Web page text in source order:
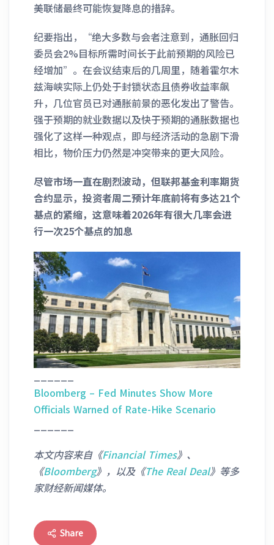
美联储最终可能恢复降息的措辞。
纪要指出，“绝大多数与会者注意到，通胀回归
委员会2%目标所需时间长于此前预期的风险已
经增加”。在会议结束后的几周里，随着霍尔木
兹海峡实际上仍处于封锁状态且债券收益率飙
升，几位官员已对通胀前景的恶化发出了警告。
强于预期的就业数据以及快于预期的通胀数据也
强化了这样一种观点，即与经济活动的急剧下滑
相比，物价压力仍然是冲突带来的更大风险。
尽管市场一直在剧烈波动，但联邦基金利率期货
合约显示，投资者周二预计年底前将有多达21个
基点的紧缩，这意味着2026年有很大几率会进
行一次25个基点的加息
Bloomberg – Fed Minutes Show More
Officials Warned of Rate-Hike Scenario
本文内容来自《Financial Times》 、
《Bloomberg》，以及《The Real Deal》等多
家财经新闻媒体。
Share